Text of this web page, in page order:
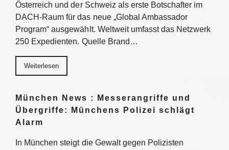
Österreich und der Schweiz als erste Botschafter im
DACH-Raum für das neue „Global Ambassador
Program“ ausgewählt. Weltweit umfasst das Netzwerk
250 Expedienten. Quelle Brand…
Weiterlesen
München News : Messerangriffe und
Übergriffe: Münchens Polizei schlägt
Alarm
In München steigt die Gewalt gegen Polizisten